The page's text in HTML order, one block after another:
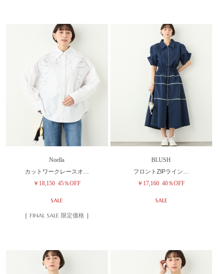
Noella
カットワークレースオ…
￥18,150 45％OFF
SALE
| FINAL SALE 限定価格 |
BLUSH
フロントZIPライン…
￥17,160 40％OFF
SALE